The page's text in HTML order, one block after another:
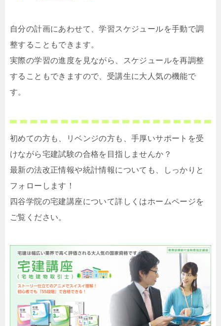
自分の計画にあわせて、学習スケジュールを手動で調
整することもできます。
実際の学習の進度を見ながら、スケジュールを再調整
することもできますので、受講生に大人気の機能で
す。
初めての方も、リベンジの方も、手厚いサポートを受
けながら宅建試験の合格を目指しませんか？
最新の法改正情報や統計情報についても、しっかりと
フォローします！
四谷学院の宅建講座について詳しくはホームページを
ご覧ください。